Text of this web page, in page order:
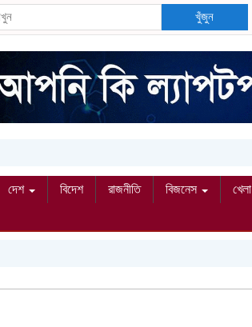
খুঁজুন
দেশ বিদেশ রাজনীতি বিজনেস খেলা